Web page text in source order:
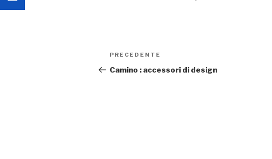
Navigazione
articoli
Articolo
precedente:
PRECEDENTE
Camino : accessori di design